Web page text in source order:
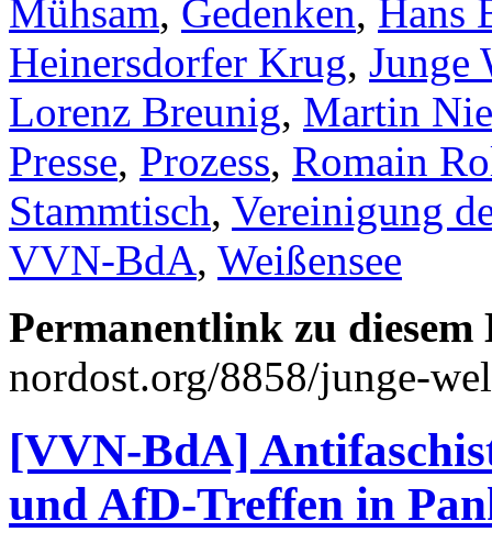
Mühsam, Gedenken, Hans
Heinersdorfer Krug, Junge
Lorenz Breunig, Martin
Presse, Prozess, Romain
Stammtisch, Vereinigung
VVN-BdA, Weißensee
Permanentlink zu
nordost.org/8858/junge-
[VVN-BdA]
und AfD-Treffen in